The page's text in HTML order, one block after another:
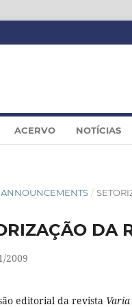
ACERVO NOTÍCIAS
ANNOUNCEMENTS /
DA
2009
editorial da revista